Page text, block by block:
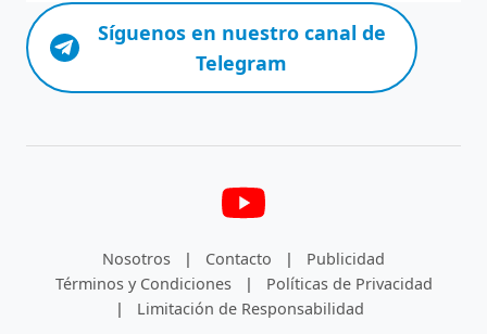
Síguenos en nuestro canal de
Telegram
Nosotros | Contacto |
Publicidad
Términos y Condiciones
|
Políticas de Privacidad
|
Limitación de Responsabilidad